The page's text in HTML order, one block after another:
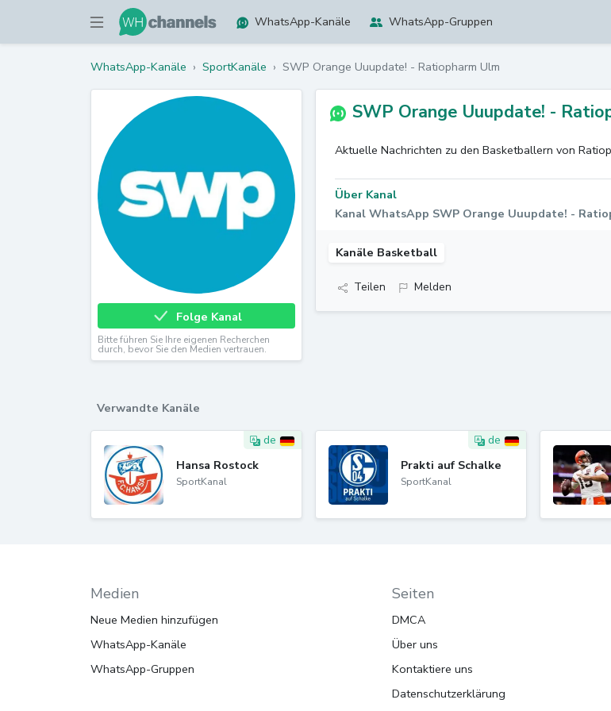
WhatsApp-Kanäle WhatsApp-Gruppen
WhatsApp-Kanäle › SportKanäle › SWP Orange Uuupdate! - Ratiopharm Ulm
Folge Kanal
Bitte führen Sie Ihre eigenen Recherchen
durch, bevor Sie den Medien vertrauen.
SWP Orange Uuupdate! -
Aktuelle Nachrichten zu den Basketballern von
Über Kanal
Kanal WhatsApp SWP Orange Uuupdate! -
Kanäle Basketball
Teilen Melden
Verwandte Kanäle
de
Hansa Rostock
SportKanal
de
Prakti auf Schalke
SportKanal
Medien
Neue Medien hinzufügen
WhatsApp-Kanäle
WhatsApp-Gruppen
Seiten
DMCA
Über uns
Kontaktiere uns
Datenschutzerklärung